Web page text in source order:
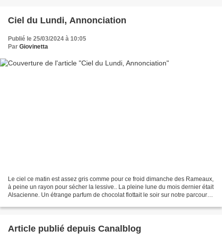
Ciel du Lundi, Annonciation
Publié le 25/03/2024 à 10:05
Par Giovinetta
Le ciel ce matin est assez gris comme pour ce froid dimanche des Rameaux,
à peine un rayon pour sécher la lessive.. La pleine lune du mois dernier était
Alsacienne. Un étrange parfum de chocolat flottait le soir sur notre parcours
Article publié depuis Canalblog